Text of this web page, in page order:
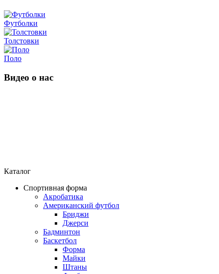
Футболки
Толстовки
Поло
Видео о нас
Каталог
Спортивная форма
Акробатика
Американский футбол
Бриджи
Джерси
Бадминтон
Баскетбол
Форма
Майки
Штаны